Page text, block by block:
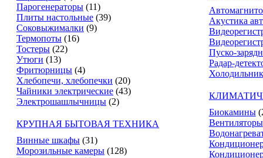
Парогенераторы (11)
Плиты настольные (39)
Соковыжималки (9)
Термопоты (16)
Тостеры (22)
Утюги (13)
Фритюрницы (4)
Хлебопечи, хлебопечки (20)
Чайники электрические (43)
Электрошашлычницы (2)
КРУПНАЯ БЫТОВАЯ ТЕХНИКА
Винные шкафы (31)
Морозильные камеры (128)
Акустика
Пуско-
Радар-
Биокамины
Вентиляторы